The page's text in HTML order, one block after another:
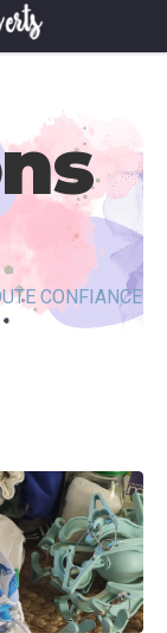
CONFIANCE